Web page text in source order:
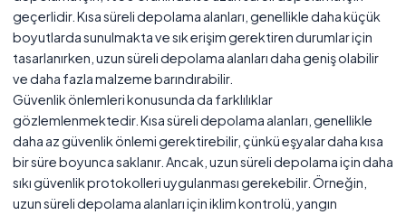
geçerlidir. Kısa süreli depolama alanları, genellikle daha küçük
boyutlarda sunulmakta ve sık erişim gerektiren durumlar için
tasarlanırken, uzun süreli depolama alanları daha geniş olabilir
ve daha fazla malzeme barındırabilir.
Güvenlik önlemleri konusunda da farklılıklar
gözlemlenmektedir. Kısa süreli depolama alanları, genellikle
daha az güvenlik önlemi gerektirebilir, çünkü eşyalar daha kısa
bir süre boyunca saklanır. Ancak, uzun süreli depolama için daha
sıkı güvenlik protokolleri uygulanması gerekebilir. Örneğin,
uzun süreli depolama alanları için iklim kontrolü, yangın